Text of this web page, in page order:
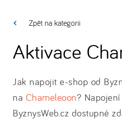
Zpět na kategorii
Aktivace
Jak napojit e-shop od
na Chameleoon?
ByznysWeb.cz dostupné